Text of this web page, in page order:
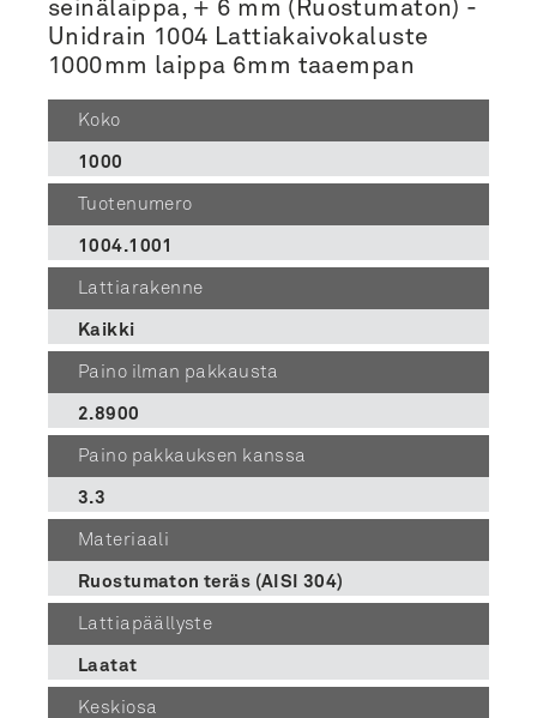
seinälaippa, + 6 mm (Ruostumaton) -
Unidrain 1004 Lattiakaivokaluste
1000mm laippa 6mm taaempan
Koko
1000
Tuotenumero
1004.1001
Lattiarakenne
Kaikki
Paino ilman pakkausta
2.8900
Paino pakkauksen kanssa
3.3
Materiaali
Ruostumaton teräs (AISI 304)
Lattiapäällyste
Laatat
Keskiosa